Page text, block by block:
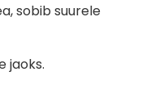
sobib suurele
jaoks.